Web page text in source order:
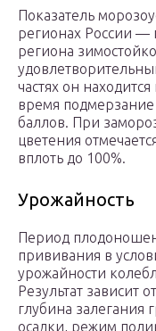
Показатель
регионах России —
региона
частях он
время подмерзание
баллов. При
цветения
вплоть до 100%.
Урожайность
Период
прививания в
урожайности
Результат зависит
глубина залегания
осадки, режим